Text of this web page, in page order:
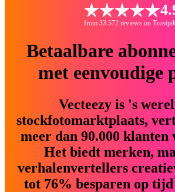
from 33.572 reviews on
Betaalbare
met eenvoudige
Vecteezy is 's
stockfotomarktplaats,
meer dan 90.000
Het biedt merken,
verhalenvertellers
tot 76% besparen op tijd